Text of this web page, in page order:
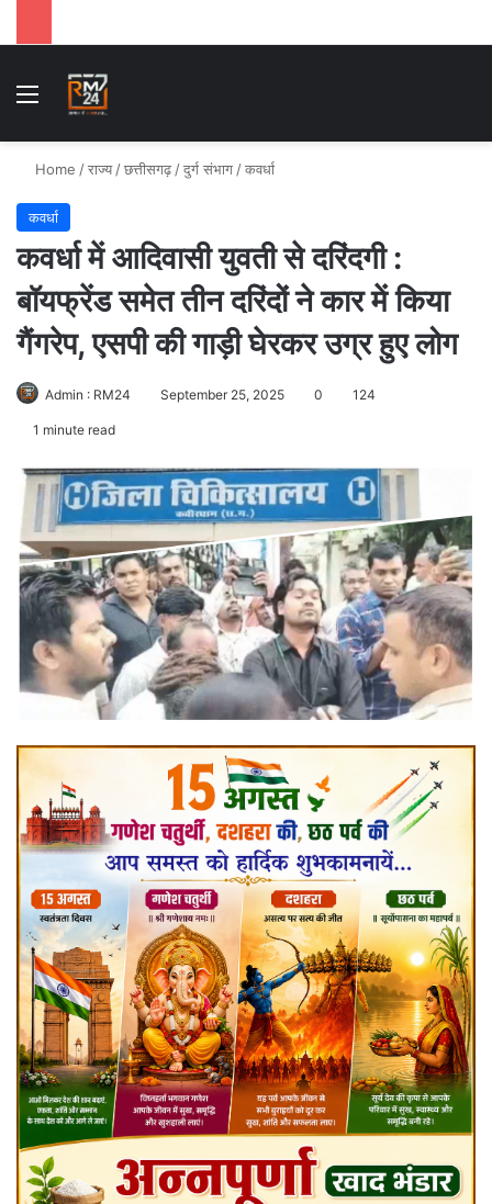
Menu
Home /राज्य /छत्तीसगढ़ /दुर्ग संभाग /कवर्धा
कवर्धा
कवर्धा में आदिवासी युवती से दरिंदगी :
बॉयफ्रेंड समेत तीन दरिंदों ने कार में किया
गैंगरेप, एसपी की गाड़ी घेरकर उग्र हुए लोग
Admin : RM24 September 25, 2025 0 124
1 minute read